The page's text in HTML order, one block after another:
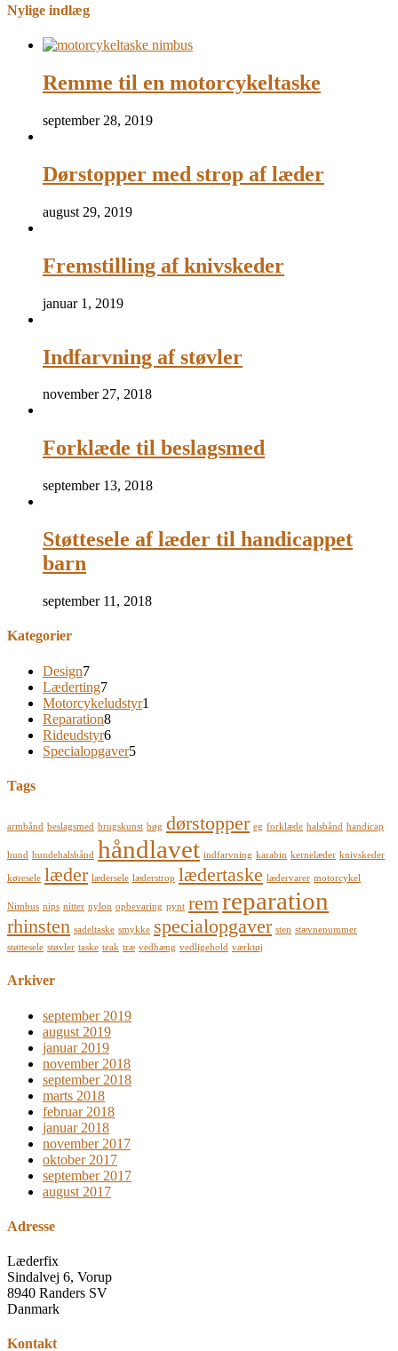
Nylige indlæg
Remme til en motorcykeltaske
september 28, 2019
Dørstopper med strop af læder
august 29, 2019
Fremstilling af knivskeder
januar 1, 2019
Indfarvning af støvler
november 27, 2018
Forklæde til beslagsmed
september 13, 2018
Støttesele af læder til handicappet
barn
september 11, 2018
Kategorier
Design7
Læderting7
Motorcykeludstyr1
Reparation8
Rideudstyr6
Specialopgaver5
Tags
armbånd beslagsmed brugskunst bøg dørstopper eg forklæde halsbånd handicap
hund hundehalsbånd håndlavet indfarvning karabin kernelæder knivskeder
køresele læder lædersele læderstrop lædertaske lædervarer motorcykel
Nimbus nips nitter nylon opbevaring pynt remreparation
rhinsten sadeltaske smykke specialopgaver sten stævnenummer
støttesele støvler taske teak træ vedhæng vedligehold værktøj
Arkiver
september 2019
august 2019
januar 2019
november 2018
september 2018
marts 2018
februar 2018
januar 2018
november 2017
oktober 2017
september 2017
august 2017
Adresse
Læderfix
Sindalvej 6, Vorup
8940 Randers SV
Danmark
Kontakt